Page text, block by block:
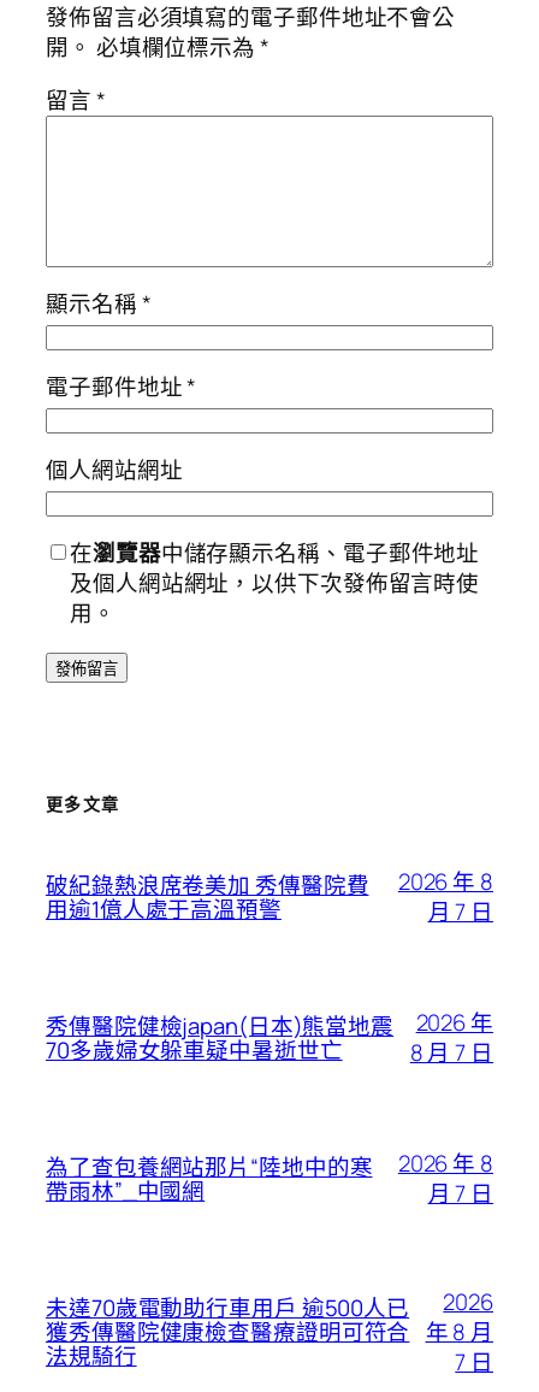
發佈留言必須填寫的電子郵件地址不會公
開。 必填欄位標示為*
留言*
顯示名稱*
電子郵件地址*
個人網站網址
在瀏覽器中儲存顯示名稱、電子郵件地址
及個人網站網址，以供下次發佈留言時使
用。
更多文章
破紀錄熱浪席卷美加 秀傳醫院費
用逾1億人處于高溫預警
2026 年 8
月 7 日
秀傳醫院健檢japan(日本)熊當地震
70多歲婦女躲車疑中暑逝世亡
2026 年
8 月 7 日
為了查包養網站那片“陸地中的寒
帶雨林”_中國網
2026 年 8
月 7 日
未達70歲電動助行車用戶 逾500人已
獲秀傳醫院健康檢查醫療證明可符合
法規騎行
2026
年 8 月
7 日